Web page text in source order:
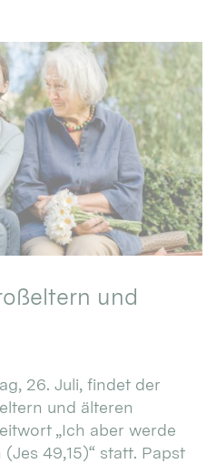
und
26. Juli, findet der
und älteren
„Ich aber werde
49,15)“ statt. Papst